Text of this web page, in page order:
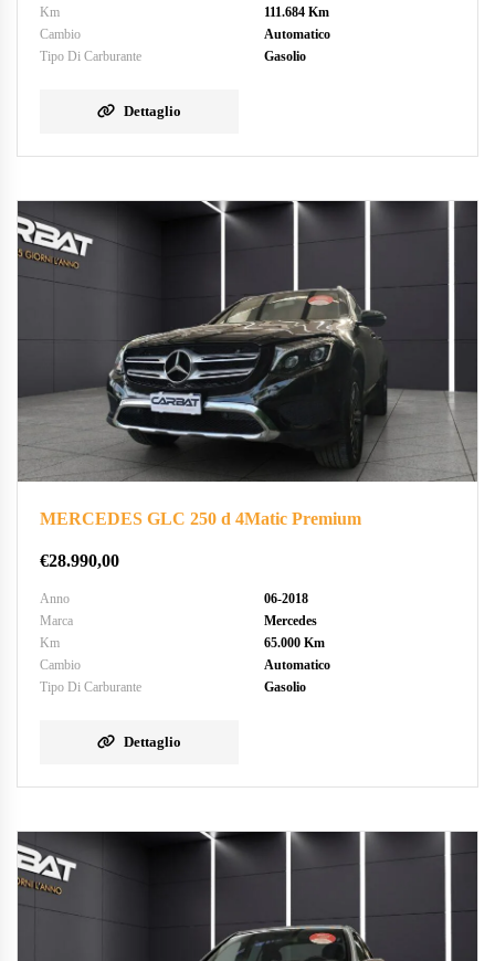
Km
111.684 Km
Cambio
Automatico
Tipo Di Carburante
Gasolio
Dettaglio
MERCEDES GLC 250 d 4Matic Premium
€28.990,00
Anno
06-2018
Marca
Mercedes
Km
65.000 Km
Cambio
Automatico
Tipo Di Carburante
Gasolio
Dettaglio